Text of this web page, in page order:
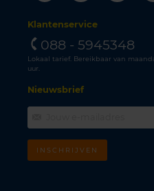
Klantenservice
088 - 5945348
Lokaal tarief. Bereikbaar van
uur.
Nieuwsbrief
INSCHRIJVEN